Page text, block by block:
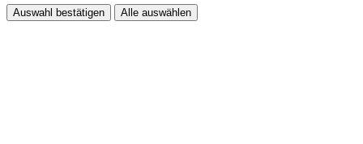
Auswahl bestätigen Alle auswählen